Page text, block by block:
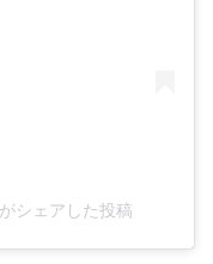
シェアした投稿